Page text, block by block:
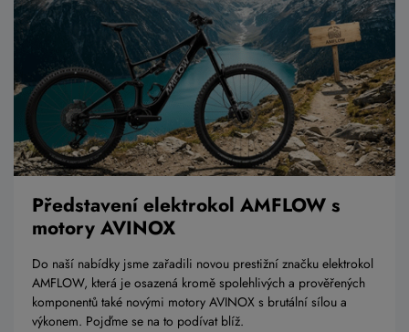
Představení elektrokol AMFLOW s
motory AVINOX
Do naší nabídky jsme zařadili novou prestižní značku elektrokol
AMFLOW, která je osazená kromě spolehlivých a prověřených
komponentů také novými motory AVINOX s brutální sílou a
výkonem. Pojďme se na to podívat blíž.